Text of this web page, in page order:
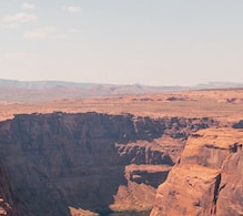
ИИ
Начать
Academy
Документация
Пакету ИИ
Служба